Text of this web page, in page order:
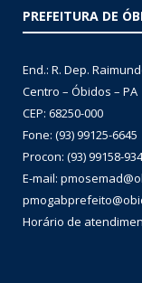
PREFEITURA DE
End.: R. Dep.
Centro – Óbidos – PA
CEP: 68250-000
Fone: (93) 99125-6645
Procon: (93) 99158-
E-mail:
Horário de